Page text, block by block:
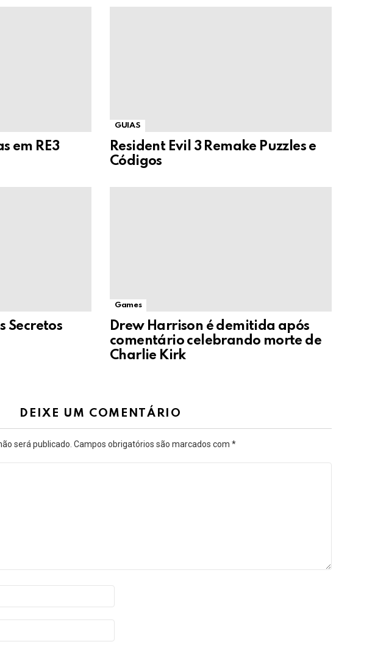
em RE3
GUIAS
Resident Evil 3 Remake Puzzles e
Códigos
Secretos
Games
Drew Harrison é demitida após
comentário celebrando morte de
Charlie Kirk
DEIXE UM COMENTÁRIO
será publicado. Campos obrigatórios são marcados com *